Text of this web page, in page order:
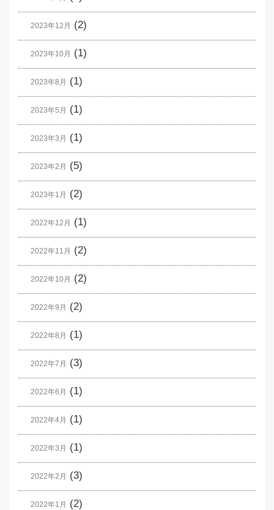
2023年12月 (2)
2023年10月 (1)
2023年8月 (1)
2023年5月 (1)
2023年3月 (1)
2023年2月 (5)
2023年1月 (2)
2022年12月 (1)
2022年11月 (2)
2022年10月 (2)
2022年9月 (2)
2022年8月 (1)
2022年7月 (3)
2022年6月 (1)
2022年4月 (1)
2022年3月 (1)
2022年2月 (3)
2022年1月 (2)